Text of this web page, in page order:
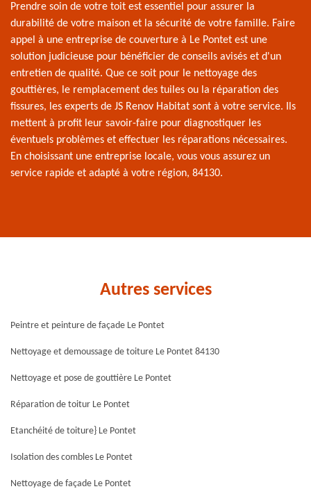
Prendre soin de votre toit est essentiel pour assurer la
durabilité de votre maison et la sécurité de votre famille. Faire
appel à une entreprise de couverture à Le Pontet est une
solution judicieuse pour bénéficier de conseils avisés et d'un
entretien de qualité. Que ce soit pour le nettoyage des
gouttières, le remplacement des tuiles ou la réparation des
fissures, les experts de JS Renov Habitat sont à votre service. Ils
mettent à profit leur savoir-faire pour diagnostiquer les
éventuels problèmes et effectuer les réparations nécessaires.
En choisissant une entreprise locale, vous vous assurez un
service rapide et adapté à votre région, 84130.
Autres services
Peintre et peinture de façade Le Pontet
Nettoyage et demoussage de toiture Le Pontet 84130
Nettoyage et pose de gouttière Le Pontet
Réparation de toitur Le Pontet
Etanchéité de toiture} Le Pontet
Isolation des combles Le Pontet
Nettoyage de façade Le Pontet